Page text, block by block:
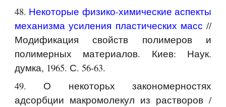
48. Некоторые физико-химические аспекты
механизма усиления пластических масс //
Модификация свойств полимеров и
полимерных материалов. Киев: Наук.
думка, 1965. С. 56-63.
49. О некоторьх закономерностях
адсорбции макромолекул из растворов /